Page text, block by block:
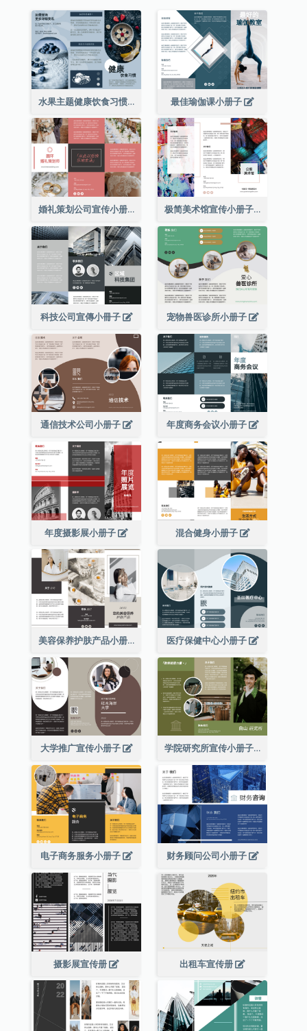
水果主题健康饮食习惯小册子 最佳瑜伽课小册子
婚礼策划公司宣传小册子 极简美术馆宣传小册子
科技公司宣傳小冊子 宠物兽医诊所小册子
通信技术公司小册子 年度商务会议小册子
年度摄影展小册子 混合健身小册子
美容保养护肤产品小册子 医疗保健中心小册子
大学推广宣传小册子 学院研究所宣传小册子
电子商务服务小册子 财务顾问公司小册子
摄影展宣传册 出租车宣传册